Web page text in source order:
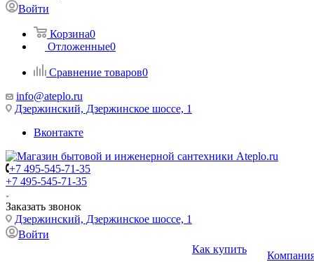
Войти
Корзина0
Отложенные0
Сравнение товаров0
info@ateplo.ru
Дзержинский, Дзержинское шоссе, 1
Вконтакте
+7 495-545-71-35
+7 495-545-71-35
Заказать звонок
Дзержинский, Дзержинское шоссе, 1
Войти
Как купить